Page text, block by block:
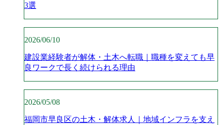
3選
2026/06/10
建設業経験者が解体・土木へ転職｜職種を変えても早
良ワークで長く続けられる理由
2026/05/08
福岡市早良区の土木・解体求人｜地域インフラを支え